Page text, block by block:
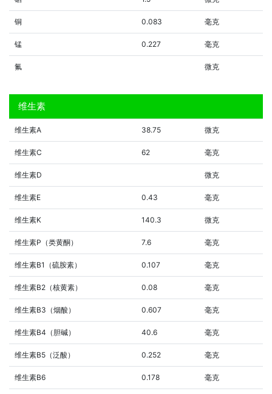
铜 0.083 毫克
锰 0.227 毫克
氟 微克
维生素
维生素A 38.75 微克
维生素C 62 毫克
维生素D 微克
维生素E 0.43 毫克
维生素K 140.3 微克
维生素P（类黄酮） 7.6 毫克
维生素B1（硫胺素） 0.107 毫克
维生素B2（核黄素） 0.08 毫克
维生素B3（烟酸） 0.607 毫克
维生素B4（胆碱） 40.6 毫克
维生素B5（泛酸） 0.252 毫克
维生素B6 0.178 毫克